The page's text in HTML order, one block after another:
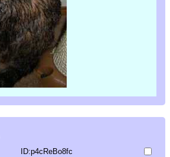
ID:p4cReBo8fc